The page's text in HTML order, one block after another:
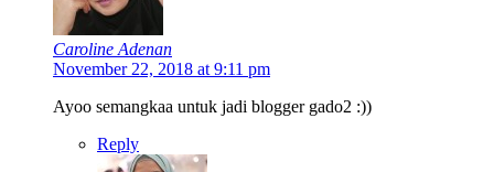
Caroline Adenan
November 22, 2018 at 9:11 pm
Ayoo semangkaa untuk jadi blogger gado2 :))
Reply